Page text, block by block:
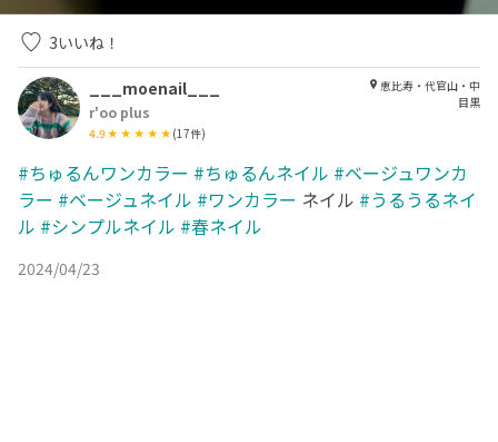
3いいね！
___moenail___
r'oo plus
4.9 (17件)
恵比寿・代官山・中
目黒
#ちゅるんワンカラー #ちゅるんネイル #ベージュワンカ
ラー #ベージュネイル #ワンカラー ネイル #うるうるネイ
ル #シンプルネイル #春ネイル
2024/04/23